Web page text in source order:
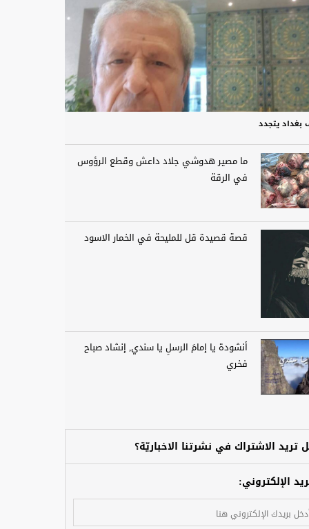
بغداد يتجدد
ما مصير هدوشي جلاد داعش وقطع الرؤوس
في الرقة
قصة قصيدة قل للمليحة في الخمار الاسود
أنشودة يا إمامَ الرسلِ يا سندي, إنشاد صباح
فخري
تريد الاشتراك في نشرتنا الاخباريّة؟
الإلكتروني: